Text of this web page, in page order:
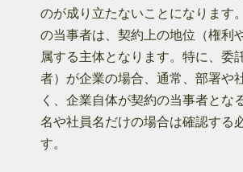
のが成り立たないことになります
の当事者は、契約上の地位（権利
属する主体となります。特に、委
者）が企業の場合、通常、部署や
く、企業自体が契約の当事者とな
名や社員名だけの場合は確認する
す。